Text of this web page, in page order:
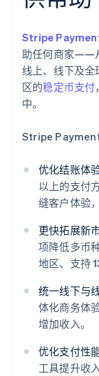
Stripe
助任何商家——
线上、线下及
区的稳定币支付
中。
Stripe
优化结账体
以上的支付
缝客户体验
更快拓展新市
项降低多币
地区、支持
统一线下与
体化商务体
增加收入。
优化支付性
工具提升收
阿联酋
English